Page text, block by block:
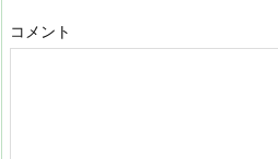
コメント